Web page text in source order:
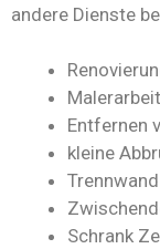
andere Dienste
Entfernen
kleine
Schrank